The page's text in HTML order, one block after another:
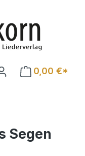
0,00 €*
Segen